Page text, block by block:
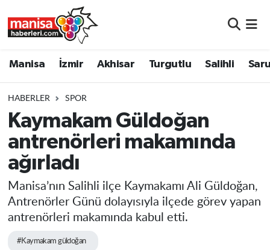
Manisa İzmir Akhisar Turgutlu Salihli
HABERLER SPOR
Kaymakam Güldoğan
antrenörleri makamında
ağırladı
Manisa’nın Salihli ilçe Kaymakamı Ali Güldoğan,
Antrenörler Günü dolayısıyla ilçede görev yapan
antrenörleri makamında kabul etti.
#Kaymakam güldoğan
Turgutlu
Salihli
Saruhanlı
Manisa Nöbetçi Eczaneler
Manisa Trafik Yoğunluk Haritası
Süper Lig Puan Durumu ve Fikstür
Tüm Manşetler